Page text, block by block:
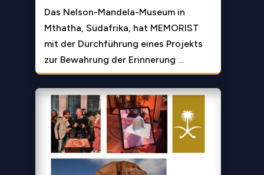
Das Nelson-Mandela-Museum in
Mthatha, Südafrika, hat MEMORIST
mit der Durchführung eines Projekts
zur Bewahrung der Erinnerung …